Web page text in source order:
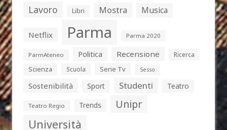
Lavoro Libri Mostra Musica
Netflix Parma Parma 2020
ParmAteneo Politica Recensione
Ricerca
Scienza
Scuola Serie Tv Sesso
Sostenibilità Sport Studenti Teatro
Teatro Regio Trends Unipr
Università